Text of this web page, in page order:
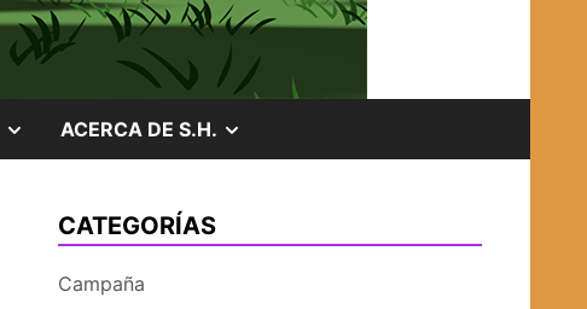
MOSTRAR
SUBMENÚ
ACERCA DE S.H.
SUBMENÚ
CATEGORÍAS
Campaña